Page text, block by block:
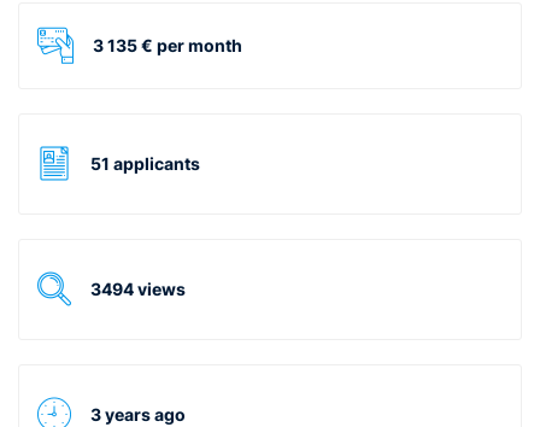
3 135 € per month
51 applicants
3494 views
3 years ago